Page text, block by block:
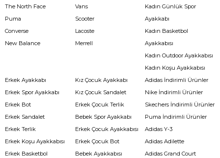
The North Face
Puma
Converse
New Balance
Vans
Scooter
Lacoste
Merrell
Kadın Günlük Spor
Ayakkabı
Kadın Basketbol
Ayakkabısı
Kadın Outdoor Ayakkabısı
Kadın Koşu Ayakkabısı
Erkek Ayakkabı
Erkek Spor Ayakkabı
Erkek Bot
Erkek Sandalet
Erkek Terlik
Erkek Koşu Ayakkabısı
Erkek Basketbol
Kız Çocuk Ayakkabı
Kız Çocuk Sandalet
Erkek Çocuk Terlik
Bebek Spor Ayakkabı
Erkek Çocuk Ayakkabısı
Erkek Çocuk Bot
Bebek Ayakkabısı
Adidas İndirimli Ürünler
Nike İndirimli Ürünler
Skechers İndirimli Ürünler
Puma İndirimli Ürünler
Adidas Y-3
Adidas Adilette
Adidas Grand Court